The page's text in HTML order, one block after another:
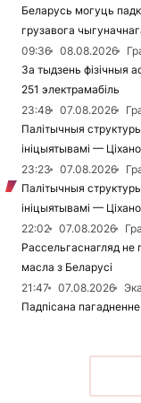
Беларусь могуць
грузавога
09:36
08.08.2026
За тыдзень фізічныя
251 электрамабіль
23:48
07.08.2026
Палітычныя
ініцыятывамі —
23:23
07.08.2026
Палітычныя
ініцыятывамі —
22:02
07.08.2026
Рассельгаснагляд не
масла з Беларусі
21:47
07.08.2026
Падпісана